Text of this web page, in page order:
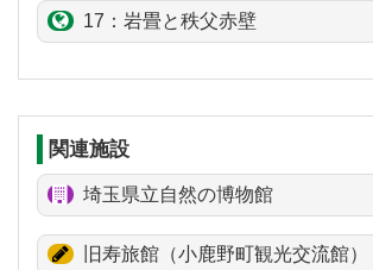
17： 岩畳と秩父赤壁
関連施設
埼玉県立自然の博物館
旧寿旅館（小鹿野町観光交流館）